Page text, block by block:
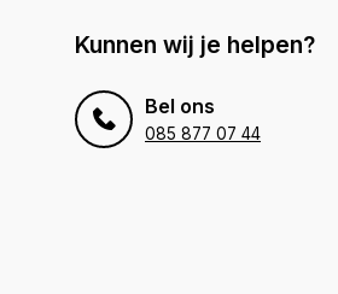
Kunnen wij je helpen?
Bel ons
085 877 07 44